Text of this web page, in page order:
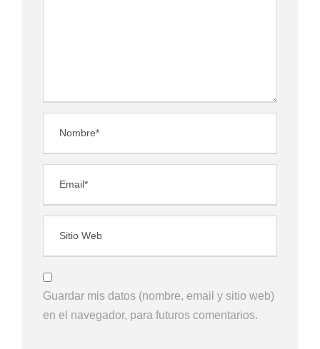
Guardar mis datos (nombre, email y sitio web)
en el navegador, para futuros comentarios.